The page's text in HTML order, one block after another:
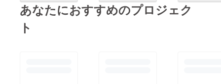
あなたにおすすめのプロジェク
ト